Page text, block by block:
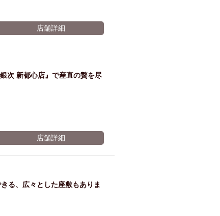
造形集団
み放
題が
人→
店舗詳細
次 新都心店』で産直の贅を尽
店舗詳細
る、広々とした座敷もありま